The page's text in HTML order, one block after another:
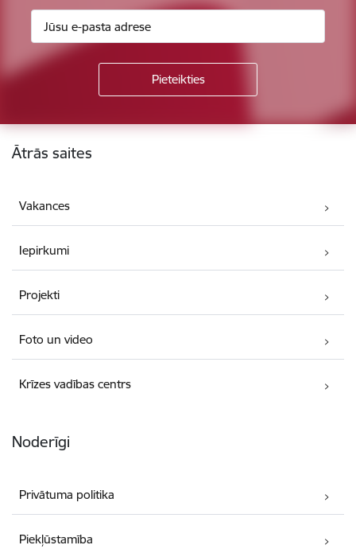
Kājene
Ātrās saites
Vakances
Iepirkumi
Projekti
Foto un video
Krīzes vadības centrs
Noderīgi
Privātuma politika
Piekļūstamība